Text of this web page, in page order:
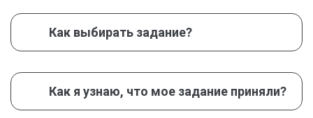
аналитическая химия
Анатомия
Английский
Анестезиология и реаниматология
Анимация
Как выбирать задание?
Как я узнаю, что мое задание приняли?